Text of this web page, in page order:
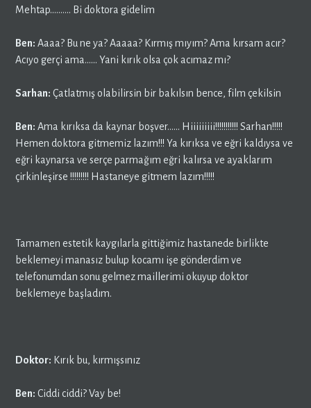
Mehtap………. Bi doktora gidelim
Ben: Aaaa? Bu ne ya? Aaaaa? Kırmış mıyım? Ama kırsam acır?
Acıyo gerçi ama…… Yani kırık olsa çok acımaz mı?
Sarhan: Çatlatmış olabilirsin bir bakılsın bence, film çekilsin
Ben: Ama kırıksa da kaynar boşver…… Hiiiiiiiii!!!!!!!!!!! Sarhan!!!!!
Hemen doktora gitmemiz lazım!!! Ya kırıksa ve eğri kaldıysa ve
eğri kaynarsa ve serçe parmağım eğri kalırsa ve ayaklarım
çirkinleşirse !!!!!!!!! Hastaneye gitmem lazım!!!!!
Tamamen estetik kaygılarla gittiğimiz hastanede birlikte
beklemeyi manasız bulup kocamı işe gönderdim ve
telefonumdan sonu gelmez maillerimi okuyup doktor
beklemeye başladım.
Doktor: Kırık bu, kırmışsınız
Ben: Ciddi ciddi? Vay be!